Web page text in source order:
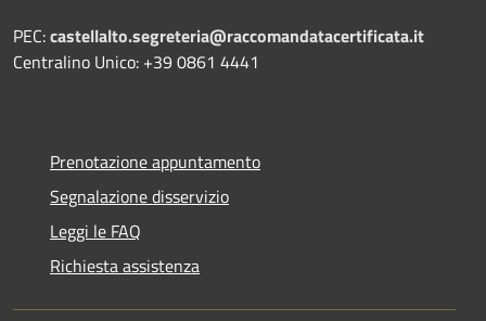
PEC:castellalto.segreteria@raccomandatacertificata.it
Centralino Unico: +39 0861 4441
Prenotazione appuntamento
Segnalazione disservizio
Leggi le FAQ
Richiesta assistenza